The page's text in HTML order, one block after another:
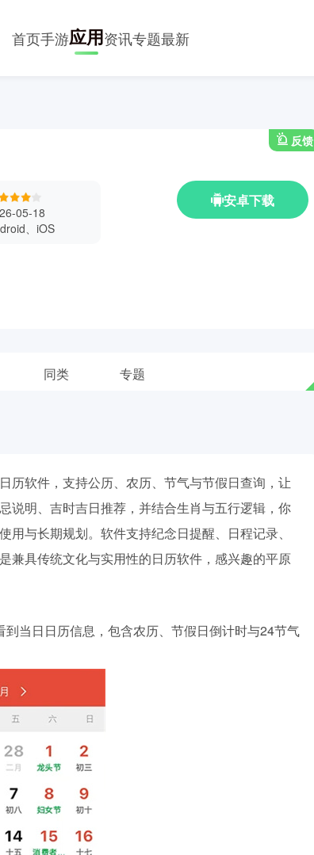
首页手游应用资讯专题最新
反馈
05-18
、iOS
安卓下载
同类 专题
历软件，支持公历、农历、节气与节假日查询，让
说明、吉时吉日推荐，并结合生肖与五行逻辑，你
与长期规划。软件支持纪念日提醒、日程记录、
兼具传统文化与实用性的日历软件，感兴趣的平原
当日日历信息，包含农历、节假日倒计时与24节气